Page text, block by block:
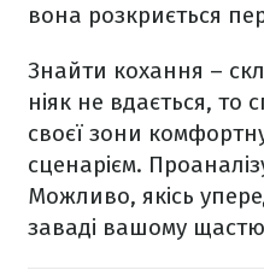
вона розкриється
Знайти кохання –
ніяк не вдається, то
своєї зони
сценарієм.
Можливо, якісь
заваді вашому